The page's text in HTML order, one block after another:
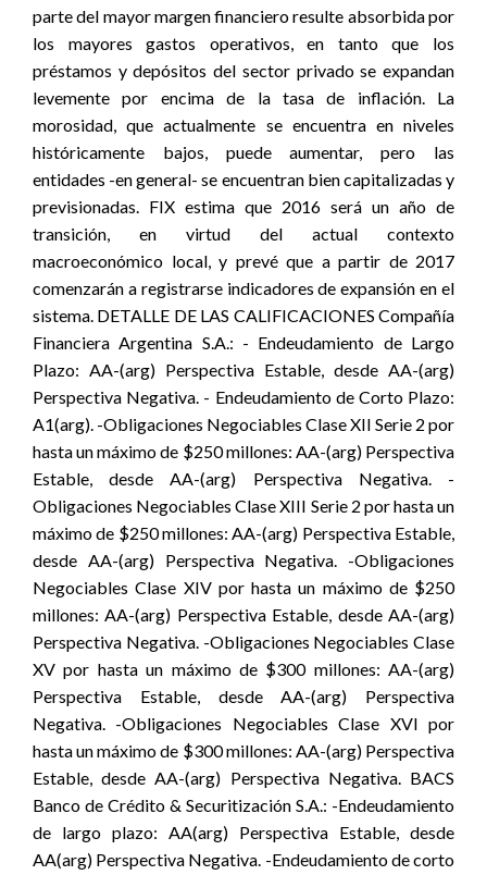
parte del mayor margen financiero resulte absorbida por
los mayores gastos operativos, en tanto que los
préstamos y depósitos del sector privado se expandan
levemente por encima de la tasa de inflación. La
morosidad, que actualmente se encuentra en niveles
históricamente bajos, puede aumentar, pero las
entidades -en general- se encuentran bien capitalizadas y
previsionadas. FIX estima que 2016 será un año de
transición, en virtud del actual contexto
macroeconómico local, y prevé que a partir de 2017
comenzarán a registrarse indicadores de expansión en el
sistema. DETALLE DE LAS CALIFICACIONES Compañía
Financiera Argentina S.A.: - Endeudamiento de Largo
Plazo: AA-(arg) Perspectiva Estable, desde AA-(arg)
Perspectiva Negativa. - Endeudamiento de Corto Plazo:
A1(arg). -Obligaciones Negociables Clase XII Serie 2 por
hasta un máximo de $250 millones: AA-(arg) Perspectiva
Estable, desde AA-(arg) Perspectiva Negativa. -
Obligaciones Negociables Clase XIII Serie 2 por hasta un
máximo de $250 millones: AA-(arg) Perspectiva Estable,
desde AA-(arg) Perspectiva Negativa. -Obligaciones
Negociables Clase XIV por hasta un máximo de $250
millones: AA-(arg) Perspectiva Estable, desde AA-(arg)
Perspectiva Negativa. -Obligaciones Negociables Clase
XV por hasta un máximo de $300 millones: AA-(arg)
Perspectiva Estable, desde AA-(arg) Perspectiva
Negativa. -Obligaciones Negociables Clase XVI por
hasta un máximo de $300 millones: AA-(arg) Perspectiva
Estable, desde AA-(arg) Perspectiva Negativa. BACS
Banco de Crédito & Securitización S.A.: -Endeudamiento
de largo plazo: AA(arg) Perspectiva Estable, desde
AA(arg) Perspectiva Negativa. -Endeudamiento de corto